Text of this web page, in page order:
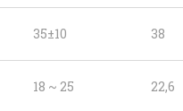
35±10 38
18 ~ 25 22,6